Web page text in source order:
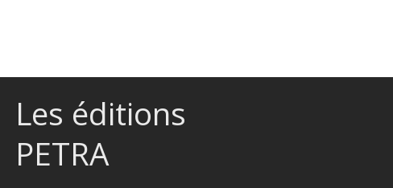
Les éditions
PETRA